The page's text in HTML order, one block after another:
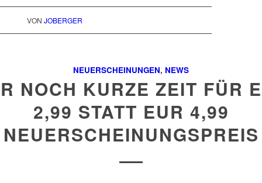
VON JOBERGER
NEUERSCHEINUNGEN, NEWS
NOCH KURZE ZEIT FÜR
2,99 STATT EUR 4,99
NEUERSCHEINUNGSPREIS